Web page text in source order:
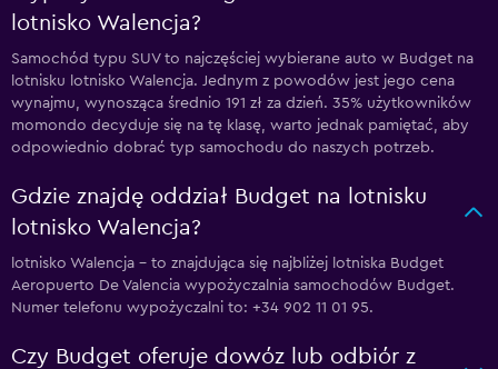
lotnisko Walencja?
Samochód typu SUV to najczęściej wybierane auto w Budget na
lotnisku lotnisko Walencja. Jednym z powodów jest jego cena
wynajmu, wynosząca średnio 191 zł za dzień. 35% użytkowników
momondo decyduje się na tę klasę, warto jednak pamiętać, aby
odpowiednio dobrać typ samochodu do naszych potrzeb.
Gdzie znajdę oddział Budget na lotnisku
lotnisko Walencja?
lotnisko Walencja – to znajdująca się najbliżej lotniska Budget
Aeropuerto De Valencia wypożyczalnia samochodów Budget.
Numer telefonu wypożyczalni to: +34 902 11 01 95.
Czy Budget oferuje dowóz lub odbiór z